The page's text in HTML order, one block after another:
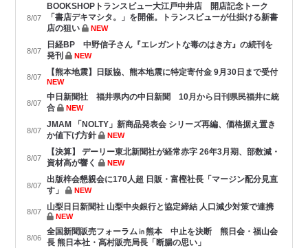
8/07
BOOKSHOPトランスビュー大江戸中井店 開店記念トーク
「書店デキマシタ。」を開催。トランスビューが仕掛ける新書
店の狙い
NEW
8/07
日経BP 中野信子さん『エレガントな毒のはき方』の続刊を
発刊
NEW
8/07 【熊本地震】日販協、熊本地震に特定寄付金 9月30日まで受付
NEW
8/07
中日新聞社 福井県内の中日新聞 10月から日刊県民福井に統
合
NEW
8/07
JMAM 「NOLTY」新商品発表会 シリーズ再編、価格据え置き
か値下げ方針
NEW
8/07
【決算】 デーリー東北新聞社が経常赤字 26年3月期、部数減・
資材高が響く
NEW
8/07
出版梓会懇親会に170人超 日販・富樫社長「マージン配分見直
す」
NEW
8/07 山梨日日新聞社 山梨中央銀行と協定締結 人口減少対策で連携
NEW
8/06
全国新聞販売フォーラム㏌熊本 中止を決断 熊日会・福山会
長 熊日本社・髙村販売局長「断腸の思い」